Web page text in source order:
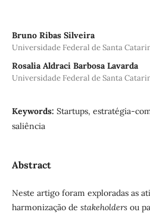
Bruno Ribas Silveira
Universidade Federal de Santa
Rosalia Aldraci Barbosa Lavarda
Universidade Federal de Santa
Keywords: Startups, estratégia-
saliência
Abstract
Neste artigo foram exploradas as
harmonização de stakeholders ou